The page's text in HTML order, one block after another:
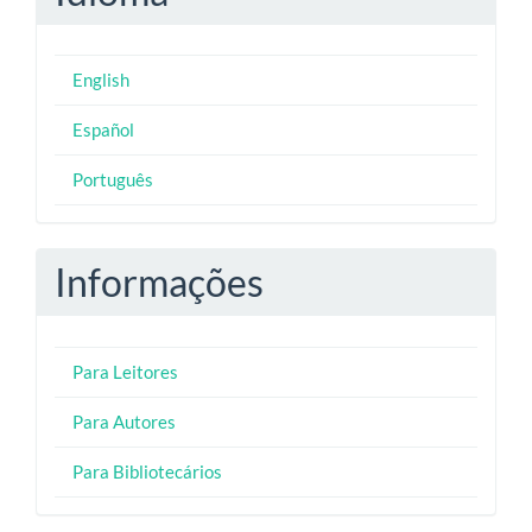
English
Español
Português
Informações
Para Leitores
Para Autores
Para Bibliotecários